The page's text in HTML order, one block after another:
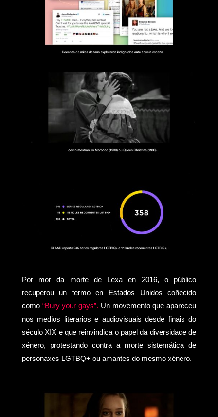
Por mor da morte de Lexa en 2016, o público
recuperou un termo en Estados Unidos coñecido
como“Bury your gays”. Un movemento que apareceu
nos medios literarios e audiovisuais desde finais do
século XIX e que reinvindica o papel da diversidade de
xénero, protestando contra a morte sistemática de
personaxes LGTBQ+ ou amantes do mesmo xénero.